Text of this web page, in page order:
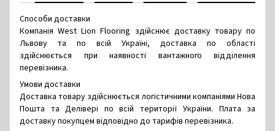
Способи доставки
Компанія West Lion Flooring здійснює доставку товару по
Львову та по всій Україні, доставка по області
здійснюється при наявності вантажного відділення
перевізника.
Умови доставки
Доставка товару здійснюється логістичними компаніями Нова
Пошта та Делівері по всій території України. Плата за
доставку покупцем відповідно до тарифів перевізника.